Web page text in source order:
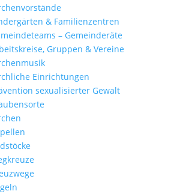
& Familienzentren
– Gemeinderäte
Gruppen & Vereine
Einrichtungen
sexua­li­sierter Gewalt